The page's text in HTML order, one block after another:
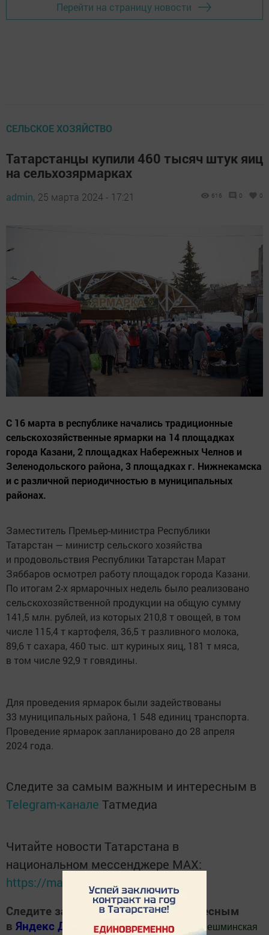
Перейти на страницу новости
СЕЛЬСКОЕ ХОЗЯЙСТВО
Татарстанцы купили 460 тысяч штук яиц
на сельхозярмарках
admin, 25 марта 2024 - 17:21 616 0 0
С 16 марта в республике начались традиционные
сельскохозяйственные ярмарки на 14 площадках
города Казани, 2 площадках Набережных Челнов и
Зеленодольского района, 3 площадках г. Нижнекамска
и с различной периодичностью в муниципальных
районах.
Заместитель Премьер-министра Республики
Татарстан — министр сельского хозяйства
и продовольствия Республики Татарстан Марат
Зяббаров осмотрел работу площадок города Казани.
По итогам 2-х ярмарочных недель было реализовано
сельскохозяйственной продукции на общую сумму
141,5 млн. рублей, из которых 210,8 т овощей, в том
числе 115,4 т картофеля, 36,5 т разливного молока,
89,6 т сахара, 460 тыс. шт куриных яиц, 181 т мяса,
в том числе 92,9 т говядины.
Для проведения ярмарок были задействованы
33 муниципальных района, 1 548 единиц транспорта.
Проведение ярмарок запланировано до 28 апреля
2024 года.
Следите за самым важным и интересным в
Telegram-канале Татмедиа
Читайте новости Татарстана в
национальном мессенджере MАХ:
https://max.ru/tatmedia
Следите за самым важным и интересным
в Яндекс Дзен иТелеграм канале Шешминская